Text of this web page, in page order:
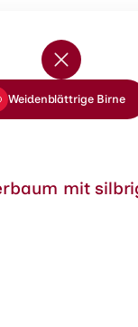
Weidenblättrige Birne
mit